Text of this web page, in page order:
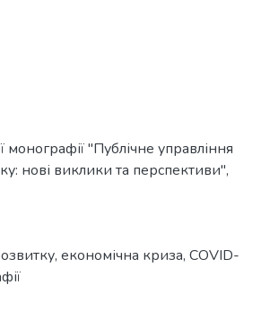
монографії "Публічне управління
нові виклики та перспективи",
, економічна криза, COVID-